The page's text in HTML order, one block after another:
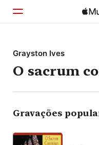
Início
Explorar
Buscar
Grayston Ives
O sacrum
Gravações